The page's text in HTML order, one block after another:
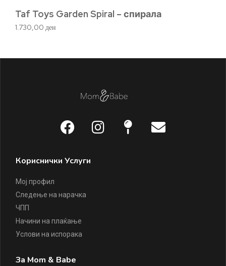
Taf Toys Garden Spiral – спирала
1.730,00 ден
Кориснички Услуги
Мој профил
Следење на нарачка
ЧПП
Начини на плаќање
Услови на испорака
За Mom & Babe